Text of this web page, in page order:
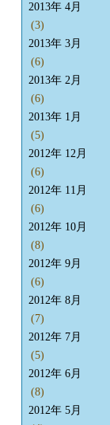
2013年 4月
(3)
2013年 3月
(6)
2013年 2月
(6)
2013年 1月
(5)
2012年 12月
(6)
2012年 11月
(6)
2012年 10月
(8)
2012年 9月
(6)
2012年 8月
(7)
2012年 7月
(5)
2012年 6月
(8)
2012年 5月